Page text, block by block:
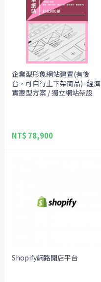
企業型形象網站建置(有後
台，可自行上下架商品)–經濟
實惠型方案 / 獨立網站架設
NT$ 78,900
Shopify網路開店平台